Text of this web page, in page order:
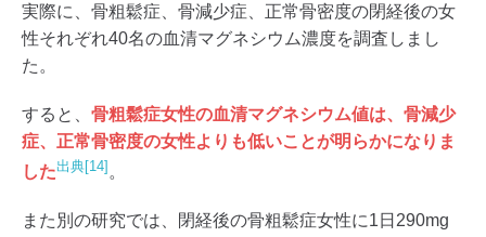
実際に、骨粗鬆症、骨減少症、正常骨密度の閉経後の女
性それぞれ40名の血清マグネシウム濃度を調査しまし
た。
すると、 骨粗鬆症女性の血清マグネシウム値は、骨減少
症、正常骨密度の女性よりも低いことが明らかになりま
した出典[14] 。
また別の研究では、閉経後の骨粗鬆症女性に1日290mg